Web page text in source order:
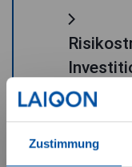
Zustimmung